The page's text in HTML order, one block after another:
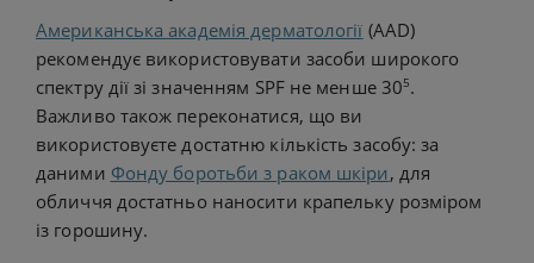
Американська академія дерматології (AAD)
рекомендує використовувати засоби широкого
спектру дії зі значенням SPF не менше 305.
Важливо також переконатися, що ви
використовуєте достатню кількість засобу: за
даними Фонду боротьби з раком шкіри , для
обличчя достатньо наносити крапельку розміром
із горошину.